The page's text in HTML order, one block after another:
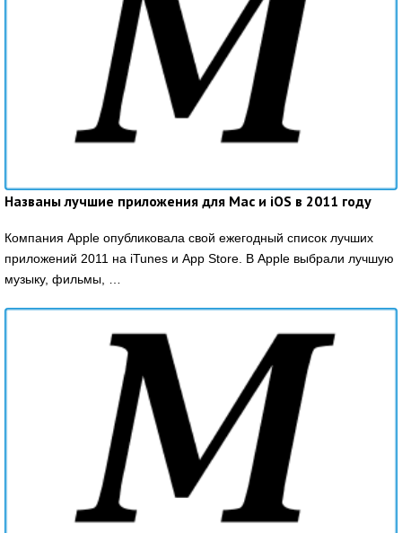
Названы лучшие приложения для Mac и iOS в 2011 году
Компания Apple опубликовала свой ежегодный список лучших
приложений 2011 на iTunes и App Store. В Apple выбрали лучшую
музыку, фильмы, …